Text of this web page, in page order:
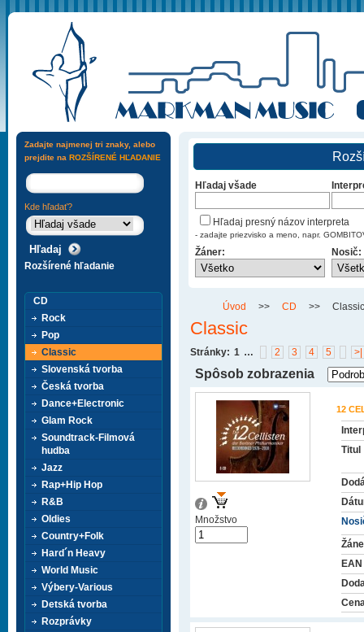
Hľadaj všade
Hľadaj presný názov interpreta
- zadajte priezvisko a meno, napr.
Žáner: Nosič:
Úvod >> CD >> Classic
Classic
Stránky: 1 2 3 4 5
… >|
Spôsob zobrazenia
12
Titul
EAN
Množstvo
Zadajte najmenej tri znaky, alebo
prejdite na ROZŠÍRENÉ HĽADANIE
Kde hľadať?
Rozšírené hľadanie
CD
Rock
Pop
Classic
Slovenská tvorba
Česká tvorba
Dance+Electronic
Glam Rock
Soundtrack-Filmová
hudba
Jazz
Rap+Hip Hop
R&B
Oldies
Country+Folk
Hard´n Heavy
World Music
Výbery-Various
Detská tvorba
Rozprávky